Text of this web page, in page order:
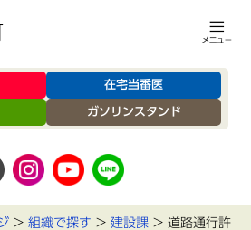
在宅当番医
ガソリンスタンド
> 組織で探す > 建設課 > 道路通行許